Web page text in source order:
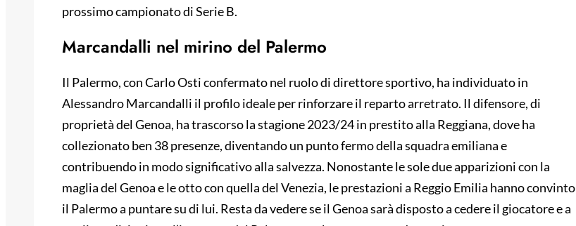
prossimo campionato di Serie B.
Marcandalli nel mirino del Palermo
Il Palermo, con Carlo Osti confermato nel ruolo di direttore sportivo, ha individuato in
Alessandro Marcandalli il profilo ideale per rinforzare il reparto arretrato. Il difensore, di
proprietà del Genoa, ha trascorso la stagione 2023/24 in prestito alla Reggiana, dove ha
collezionato ben 38 presenze, diventando un punto fermo della squadra emiliana e
contribuendo in modo significativo alla salvezza. Nonostante le sole due apparizioni con la
maglia del Genoa e le otto con quella del Venezia, le prestazioni a Reggio Emilia hanno convinto
il Palermo a puntare su di lui. Resta da vedere se il Genoa sarà disposto a cedere il giocatore e a